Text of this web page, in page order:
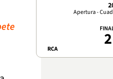
Apertura -
RCA 2